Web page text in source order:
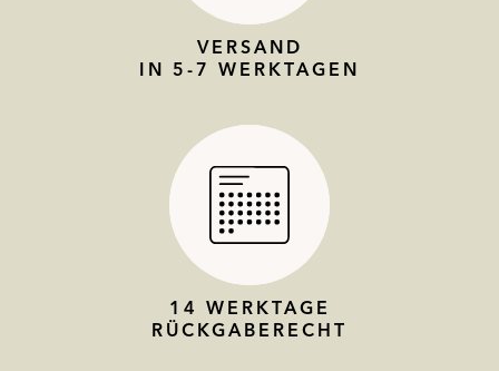
VERSAND
IN 5-7 WERKTAGEN
14 WERKTAGE
RÜCKGABERECHT